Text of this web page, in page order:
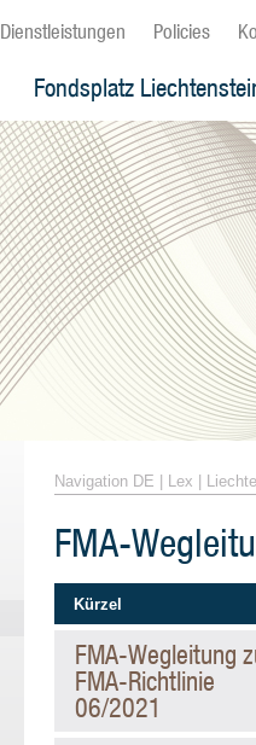
Dienstleistungen Policies
Fondsplatz
Navigation DE Lex
FMA-
Kürzel
FMA-Wegleitung
FMA-Richtlinie
06/2021